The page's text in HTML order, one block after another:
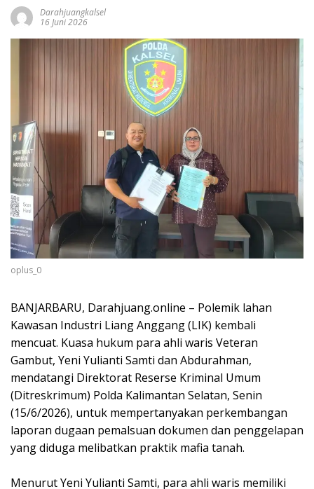
Darahjuangkalsel
16 Juni 2026
oplus_0
BANJARBARU, Darahjuang.online – Polemik lahan
Kawasan Industri Liang Anggang (LIK) kembali
mencuat. Kuasa hukum para ahli waris Veteran
Gambut, Yeni Yulianti Samti dan Abdurahman,
mendatangi Direktorat Reserse Kriminal Umum
(Ditreskrimum) Polda Kalimantan Selatan, Senin
(15/6/2026), untuk mempertanyakan perkembangan
laporan dugaan pemalsuan dokumen dan penggelapan
yang diduga melibatkan praktik mafia tanah.
Menurut Yeni Yulianti Samti, para ahli waris memiliki